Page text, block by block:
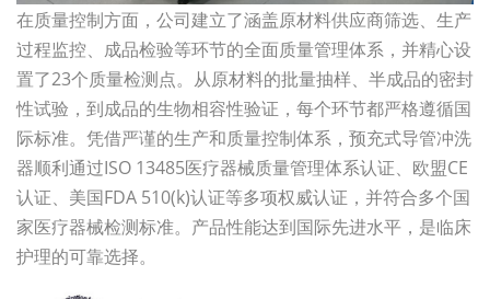
在质量控制方面，公司建立了涵盖原材料供应商筛选、生产
过程监控、成品检验等环节的全面质量管理体系，并精心设
置了23个质量检测点。从原材料的批量抽样、半成品的密封
性试验，到成品的生物相容性验证，每个环节都严格遵循国
际标准。凭借严谨的生产和质量控制体系，预充式导管冲洗
器顺利通过ISO 13485医疗器械质量管理体系认证、欧盟CE
认证、美国FDA 510(k)认证等多项权威认证，并符合多个国
家医疗器械检测标准。产品性能达到国际先进水平，是临床
护理的可靠选择。